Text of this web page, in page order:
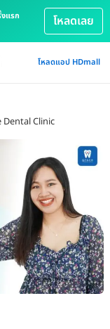
แรก
โหลดเลย
โหลดแอป HDmall
Dental Clinic